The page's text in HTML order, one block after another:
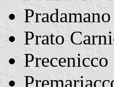
Pradamano
Prato
Precenicco